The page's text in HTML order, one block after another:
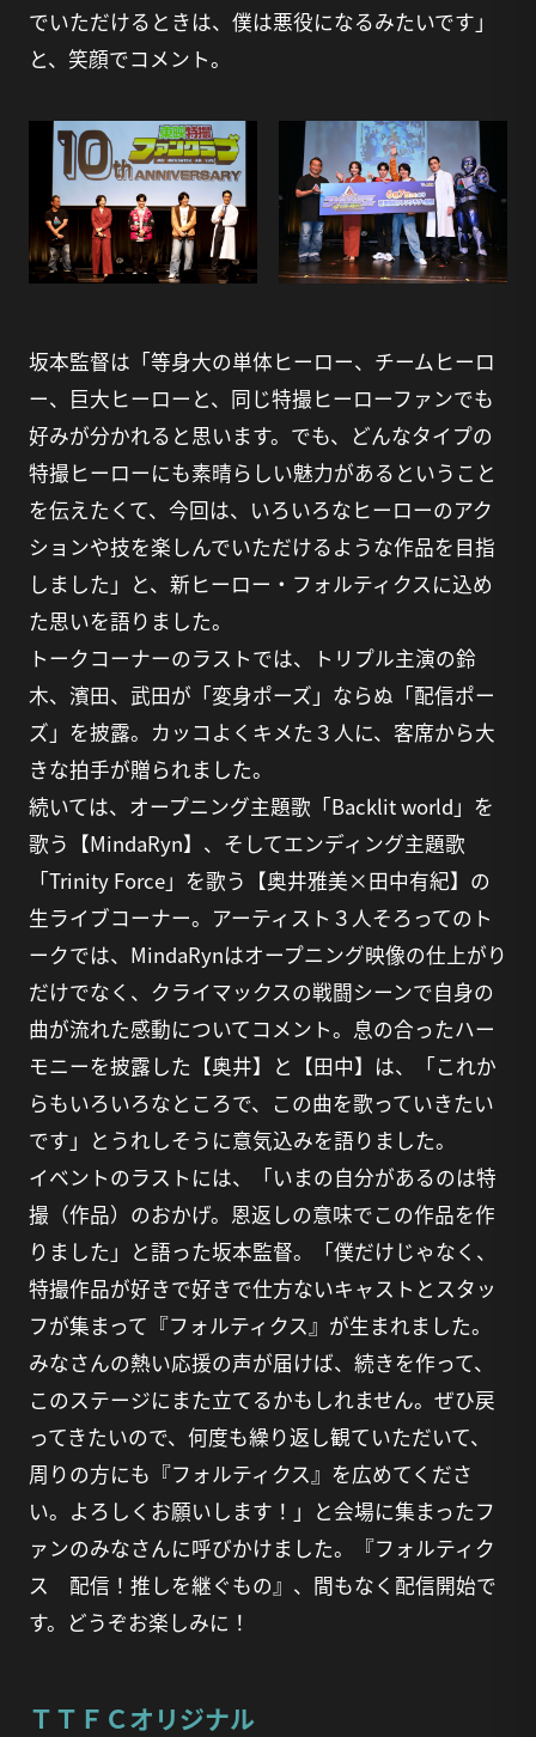
でいただけるときは、僕は悪役になるみたいです」
と、笑顔でコメント。
坂本監督は「等身大の単体ヒーロー、チームヒーロ
ー、巨大ヒーローと、同じ特撮ヒーローファンでも
好みが分かれると思います。でも、どんなタイプの
特撮ヒーローにも素晴らしい魅力があるということ
を伝えたくて、今回は、いろいろなヒーローのアク
ションや技を楽しんでいただけるような作品を目指
しました」と、新ヒーロー・フォルティクスに込め
た思いを語りました。
トークコーナーのラストでは、トリプル主演の鈴
木、濱田、武田が「変身ポーズ」ならぬ「配信ポー
ズ」を披露。カッコよくキメた３人に、客席から大
きな拍手が贈られました。
続いては、オープニング主題歌「Backlit world」を
歌う【MindaRyn】、そしてエンディング主題歌
「Trinity Force」を歌う【奥井雅美×田中有紀】の
生ライブコーナー。アーティスト３人そろってのト
ークでは、MindaRynはオープニング映像の仕上がり
だけでなく、クライマックスの戦闘シーンで自身の
曲が流れた感動についてコメント。息の合ったハー
モニーを披露した【奥井】と【田中】は、「これか
らもいろいろなところで、この曲を歌っていきたい
です」とうれしそうに意気込みを語りました。
イベントのラストには、「いまの自分があるのは特
撮（作品）のおかげ。恩返しの意味でこの作品を作
りました」と語った坂本監督。「僕だけじゃなく、
特撮作品が好きで好きで仕方ないキャストとスタッ
フが集まって『フォルティクス』が生まれました。
みなさんの熱い応援の声が届けば、続きを作って、
このステージにまた立てるかもしれません。ぜひ戻
ってきたいので、何度も繰り返し観ていただいて、
周りの方にも『フォルティクス』を広めてくださ
い。よろしくお願いします！」と会場に集まったフ
ァンのみなさんに呼びかけました。『フォルティク
ス 配信！推しを継ぐもの』、間もなく配信開始で
す。どうぞお楽しみに！
ＴＴＦＣオリジナル